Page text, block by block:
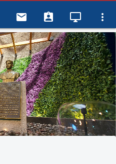
email assignment_ind desktop_windows more_vert